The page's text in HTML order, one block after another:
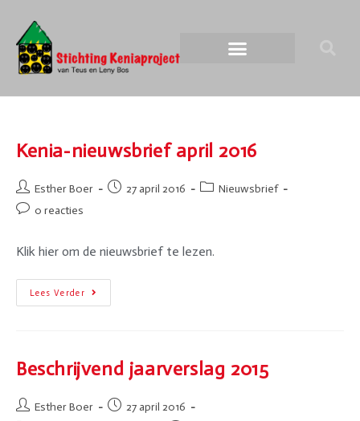
Kenia-nieuwsbrief april 2016
Esther Boer 27 april 2016
Nieuwsbrief
0 reacties
Klik hier om de nieuwsbrief te lezen.
Lees Verder
Beschrijvend jaarverslag 2015
Esther Boer
27 april 2016